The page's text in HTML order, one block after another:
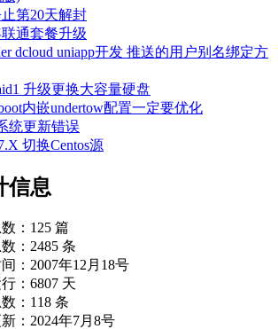
第20天解封
联通套餐升级
dcloud uniapp开发 推送的用户别名绑定方
升级更换大容量硬盘
内嵌undertow配置一定要优化
统更新错误
切换Centos源
信息
：125 篇
：2485 条
：2007年12月18号
：6807 天
：118 条
：2024年7月8号